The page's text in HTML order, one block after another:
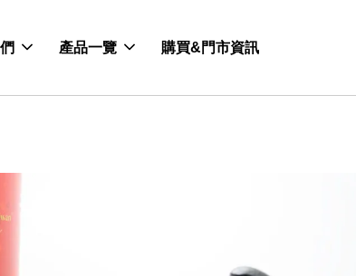
產品一覽 購買&門市資訊